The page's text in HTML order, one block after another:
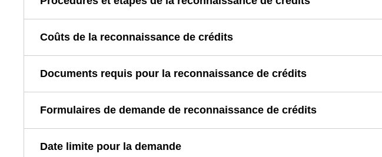
Coûts de la reconnaissance de crédits
Documents requis pour la reconnaissance de crédits
Formulaires de demande de reconnaissance de crédits
Date limite pour la demande